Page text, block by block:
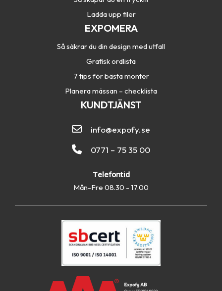
Ladda upp filer
EXPOMERA
Så säkrar du din design med utfall
Grafisk ordlista
7 tips för bästa monter
Planera mässan – checklista
KUNDTJÄNST
info@expofy.se
0771 – 75 35 00
Telefontid
Mån-Fre 08.30 - 17.00